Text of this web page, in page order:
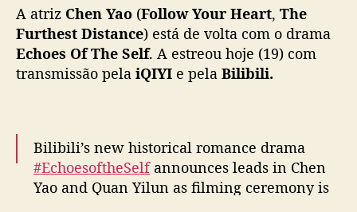
r
o
t
e
Q
a
n
A atriz Chen Yao (Follow Your Heart, The
Furthest Distance) está de volta com o drama
Echoes Of The Self. A estreou hoje (19) com
transmissão pela iQIYI e pela Bilibili.
Bilibili’s new historical romance drama
#EchoesoftheSelfannounces leads in Chen
Yao and Quan Yilun as filming ceremony is